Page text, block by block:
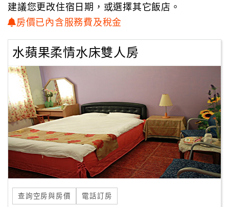
顧
務
客
滿
意
度
訂
單
管
建議您更改住宿日期，或選擇其它飯店。
房價已內含服務費及稅金
水蘋果柔情水床雙人房
查詢空房與房價 電話訂房